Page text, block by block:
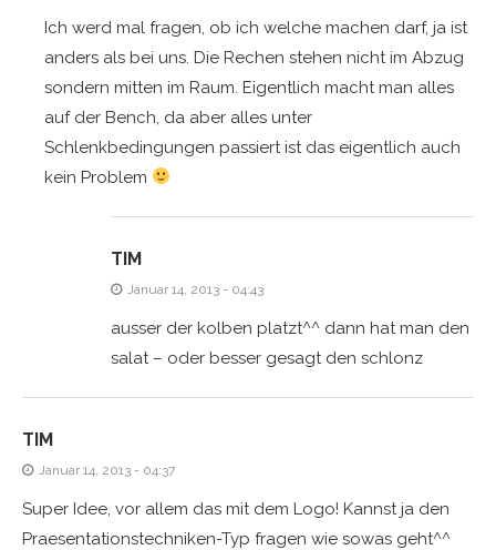
Ich werd mal fragen, ob ich welche machen darf, ja ist
anders als bei uns. Die Rechen stehen nicht im Abzug
sondern mitten im Raum. Eigentlich macht man alles
auf der Bench, da aber alles unter
Schlenkbedingungen passiert ist das eigentlich auch
kein Problem
TIM
Januar 14, 2013 - 04:43
ausser der kolben platzt^^ dann hat man den
salat – oder besser gesagt den schlonz
TIM
Januar 14, 2013 - 04:37
Super Idee, vor allem das mit dem Logo! Kannst ja den
Praesentationstechniken-Typ fragen wie sowas geht^^